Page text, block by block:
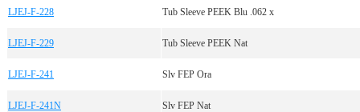
LJEJ-F-228 Tub Sleeve PEEK Blu .062 x
LJEJ-F-229 Tub Sleeve PEEK Nat
LJEJ-F-241 Slv FEP Ora
LJEJ-F-241N Slv FEP Nat